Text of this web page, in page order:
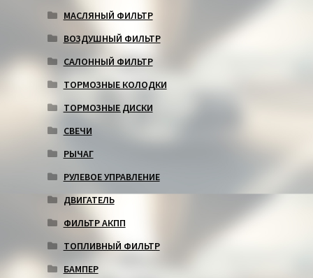
МАСЛЯНЫЙ ФИЛЬТР
ВОЗДУШНЫЙ ФИЛЬТР
САЛОННЫЙ ФИЛЬТР
ТОРМОЗНЫЕ КОЛОДКИ
ТОРМОЗНЫЕ ДИСКИ
СВЕЧИ
РЫЧАГ
РУЛЕВОЕ УПРАВЛЕНИЕ
ДВИГАТЕЛЬ
ФИЛЬТР АКПП
ТОПЛИВНЫЙ ФИЛЬТР
БАМПЕР